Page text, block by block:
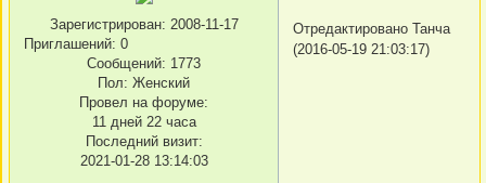
Зарегистрирован: 2008-11-17
Приглашений: 0
Сообщений: 1773
Пол: Женский
Провел на форуме:
11 дней 22 часа
Последний визит:
2021-01-28 13:14:03
Отредактировано Танча
(2016-05-19 21:03:17)